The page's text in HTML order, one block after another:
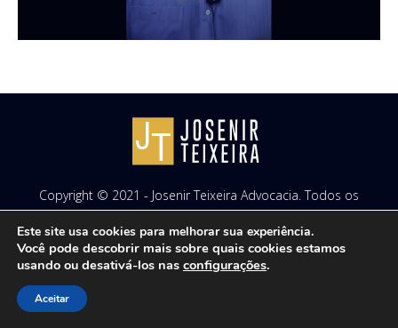
Copyright © 2021 - Josenir Teixeira Advocacia. Todos os
Este site usa cookies para melhorar sua experiência.
Você pode descobrir mais sobre quais cookies estamos
usando ou desativá-los nas configurações.
Aceitar